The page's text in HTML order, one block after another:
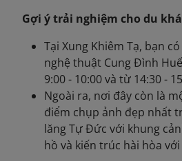
Gợi ý trải nghiệm cho du
Tại Xung Khiêm Tạ, bạn
nghệ thuật Cung Đình
9:00 - 10:00 và từ 14:30 -
Ngoài ra, nơi đây còn là
điểm chụp ảnh đẹp nhất
lăng Tự Đức với khung
hồ và kiến trúc hài hòa